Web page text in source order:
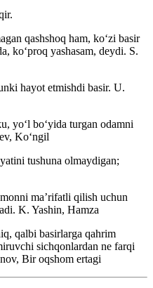
qashshoq ham, koʻzi basir
koʻproq yashasam, deydi. S.
hayot etmishdi basir. U.
yoʻl boʻyida turgan odamni
Koʻngil
tushuna olmaydigan;
maʼrifatli qilish uchun
K. Yashin, Hamza
qalbi basirlarga qahrim
sichqonlardan ne farqi
Bir oqshom ertagi